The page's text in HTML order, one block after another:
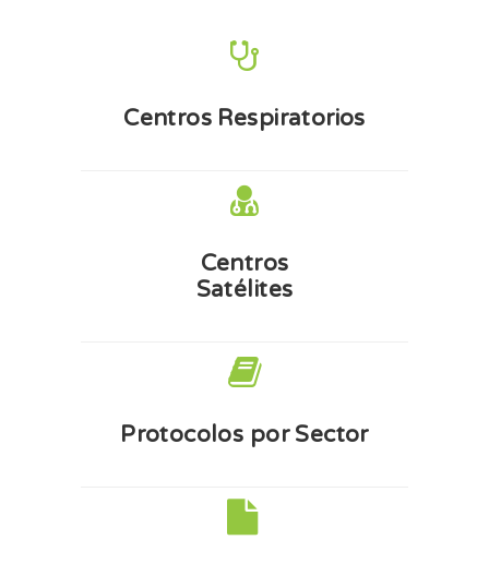
Centros Respiratorios
Centros
Satélites
Protocolos por Sector